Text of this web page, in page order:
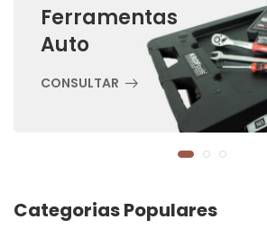
Ferramentas
Auto
CONSULTAR
Categorias Populares